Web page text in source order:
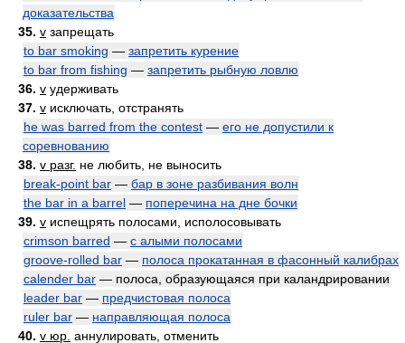
доказательства
35. v запрещать
to bar smoking — запретить курение
to bar from fishing — запретить рыбную ловлю
36. v удерживать
37. v исключать, отстранять
he was barred from the contest — его не допустили к
соревнованию
38. v разг. не любить, не выносить
break-point bar — бар в зоне разбивания волн
the bar in a barrel — поперечина на дне бочки
39. v испещрять полосами, исполосовывать
crimson barred — с алыми полосами
groove-rolled bar — полоса прокатанная в фасонный калибрах
calender bar — полоса, образующаяся при каландрировании
leader bar — предчистовая полоса
ruler bar — направляющая полоса
40. v юр. аннулировать, отменить